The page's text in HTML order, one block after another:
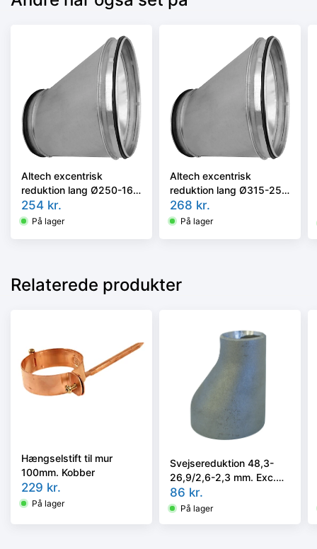
Altech excentrisk
reduktion lang Ø250-160
RER-250-160
nippel/nippel
254 kr.
På lager
Altech excentrisk
reduktion lang Ø315-250
RER-315-250
nippel/nippel
268 kr.
På lager
Relaterede produkter
Hængselstift til mur
100mm. Kobber
229 kr.
På lager
Svejsereduktion 48,3-
26,9/2,6-2,3 mm. Exc.
Kval. P235GH, EN 10253-
2/rk2 type A
86 kr.
På lager